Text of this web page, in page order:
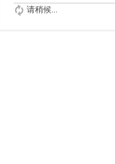
请稍候...